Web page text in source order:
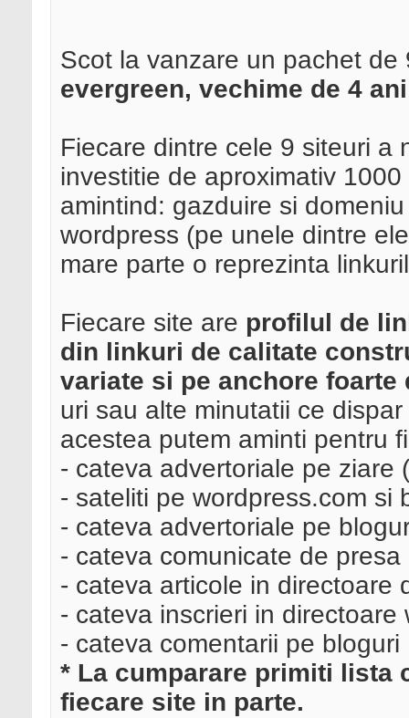
Scot la vanzare un pachet
evergreen, vechime de 4
Fiecare dintre cele 9 siteuri a
investitie de aproximativ
amintind: gazduire si
wordpress (pe unele dintre
mare parte o reprezinta
Fiecare site are profilul de
din linkuri de calitate
variate si pe anchore foarte
uri sau alte minutatii ce
acestea putem aminti pentru
- cateva advertoriale pe ziare
- sateliti pe wordpress.com si
- cateva advertoriale pe
- cateva comunicate de presa
- cateva articole in directoare
- cateva inscrieri in directoare
- cateva comentarii pe bloguri
* La cumparare primiti lista
fiecare site in parte.